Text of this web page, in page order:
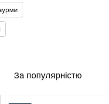
За популярністю